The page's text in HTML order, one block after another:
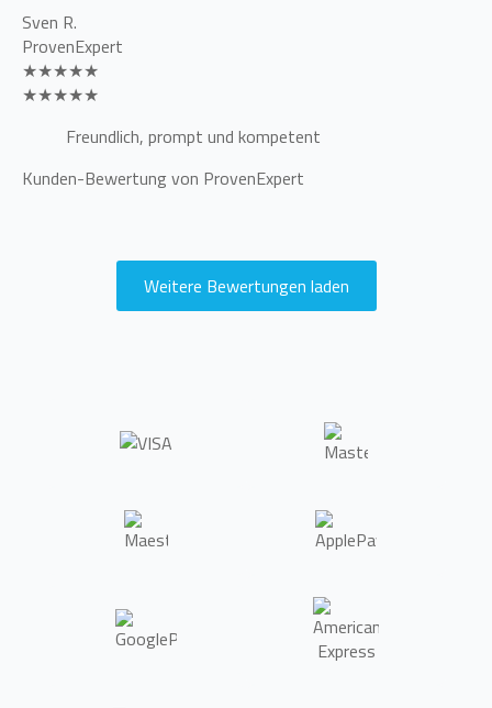
Sven R.
ProvenExpert
★★★★★
★★★★★
Freundlich, prompt und kompetent
Kunden-Bewertung von ProvenExpert
Weitere Bewertungen laden